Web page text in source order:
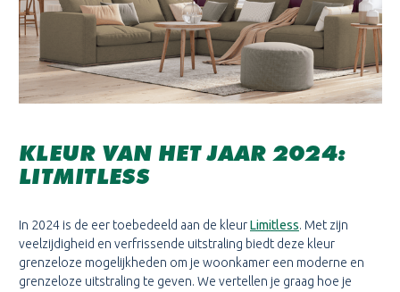
KLEUR VAN HET JAAR 2024:
LITMITLESS
In 2024 is de eer toebedeeld aan de kleurLimitless. Met zijn
veelzijdigheid en verfrissende uitstraling biedt deze kleur
grenzeloze mogelijkheden om je woonkamer een moderne en
grenzeloze uitstraling te geven. We vertellen je graag hoe je